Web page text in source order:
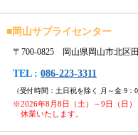
■岡山サプライセンター
〒700-0825 岡山県岡山市北区田
TEL : 086-223-3311
（受付時間：土日祝を除く 月～金 9：
※2026年8月8日（土）～9日（日
休業いたします。